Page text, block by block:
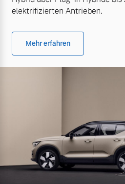
elektrifizierten Antrieben.
Mehr erfahren